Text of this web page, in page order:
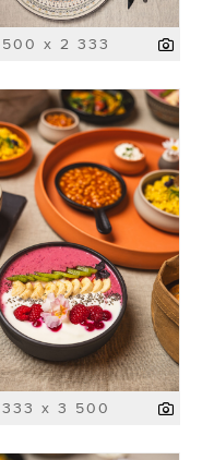
x 2 333
x 3 500